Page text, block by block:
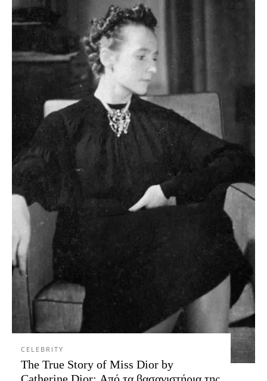
CELEBRITY
The True Story of Miss Dior by